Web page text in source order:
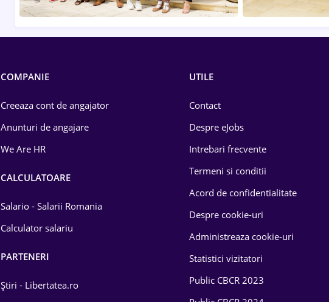
COMPANIE
Creeaza cont de angajator
Anunturi de angajare
We Are HR
CALCULATOARE
Salario - Salarii Romania
Calculator salariu
PARTENERI
Știri - Libertatea.ro
UTILE
Contact
Despre eJobs
Intrebari frecvente
Termeni si conditii
Acord de confidentialitate
Despre cookie-uri
Administreaza cookie-uri
Statistici vizitatori
Public CBCR 2023